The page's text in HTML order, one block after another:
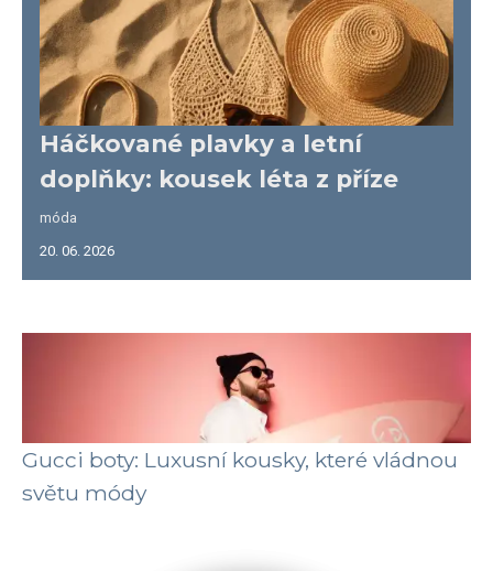
Háčkované plavky a letní
doplňky: kousek léta z příze
móda
20. 06. 2026
Gucci boty: Luxusní kousky, které vládnou
světu módy